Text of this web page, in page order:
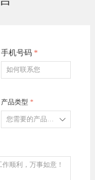
手机号码 *
产品类型 *
ꄳ